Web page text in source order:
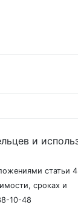
и
статьи
сроках и
10-48